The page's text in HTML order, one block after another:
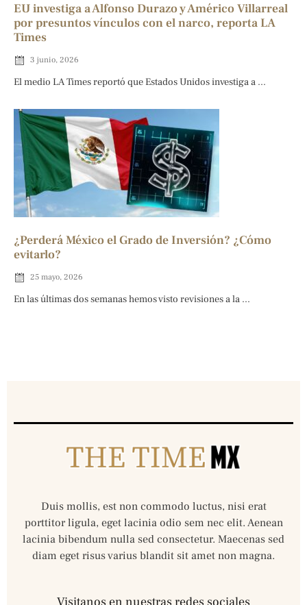
EU investiga a Alfonso Durazo y Américo Villarreal
por presuntos vínculos con el narco, reporta LA
Times
3 junio, 2026
El medio LA Times reportó que Estados Unidos investiga a ...
¿Perderá México el Grado de Inversión? ¿Cómo
evitarlo?
25 mayo, 2026
En las últimas dos semanas hemos visto revisiones a la ...
Duis mollis, est non commodo luctus, nisi erat
porttitor ligula, eget lacinia odio sem nec elit. Aenean
lacinia bibendum nulla sed consectetur. Maecenas sed
diam eget risus varius blandit sit amet non magna.
Visitanos en nuestras redes sociales